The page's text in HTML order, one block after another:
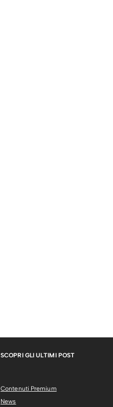
SCOPRI GLI ULTIMI POST
Contenuti Premium
News